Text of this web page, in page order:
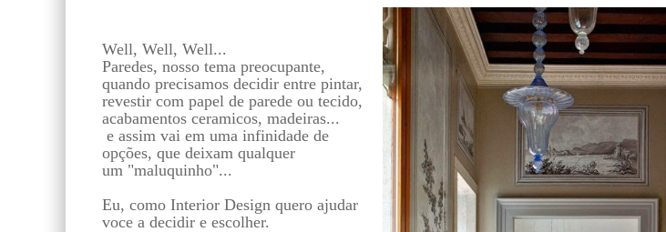
Well, Well, Well...
Paredes, nosso tema preocupante,
quando precisamos decidir entre pintar,
revestir com papel de parede ou tecido,
acabamentos ceramicos, madeiras...
e assim vai em uma infinidade de
opções, que deixam qualquer
um "maluquinho"...
Eu, como Interior Design quero ajudar
voce a decidir e escolher.